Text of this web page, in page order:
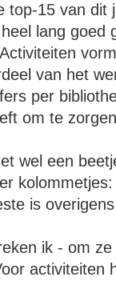
top-15 van dit
lang goed
van het
per
om te
wel een
is
ik - om
activiteiten